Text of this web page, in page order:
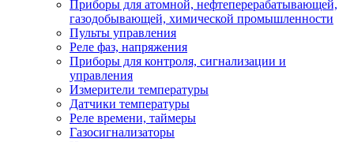
Приборы для атомной, нефтеперерабатывающей,
газодобывающей, химической промышленности
Пульты управления
Реле фаз, напряжения
Приборы для контроля, сигнализации и
управления
Измерители температуры
Датчики температуры
Реле времени, таймеры
Газосигнализаторы